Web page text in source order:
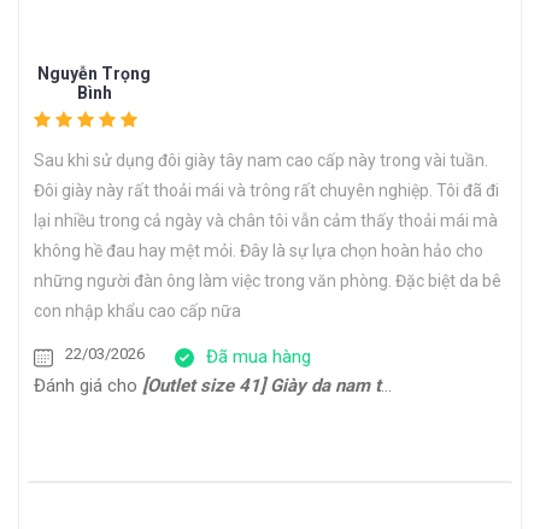
Nguyễn Trọng
Bình
Sau khi sử dụng đôi giày tây nam cao cấp này trong vài tuần.
Đôi giày này rất thoải mái và trông rất chuyên nghiệp. Tôi đã đi
lại nhiều trong cả ngày và chân tôi vẫn cảm thấy thoải mái mà
không hề đau hay mệt mỏi. Đây là sự lựa chọn hoàn hảo cho
những người đàn ông làm việc trong văn phòng. Đặc biệt da bê
con nhập khẩu cao cấp nữa
22/03/2026
Đã mua hàng
Đánh giá cho [Outlet size 41] Giày da nam thể thao đế bằng Sneaker CNES133